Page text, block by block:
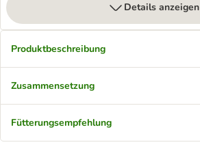
Details anzeigen
Produktbeschreibung
Zusammensetzung
Fütterungsempfehlung